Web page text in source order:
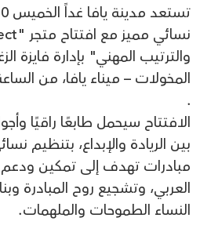
والترتيب المهني" بإدارة فايزة
المخولات – ميناء يافا، من الساعة 19:00 حتى
.
الافتتاح سيحمل طابعًا راقيًا
بين الريادة والإبداع، بتنظيم
مبادرات تهدف إلى تمكين ودعم
العربي، وتشجيع روح المبادرة
النساء الطموحات والملهمات.